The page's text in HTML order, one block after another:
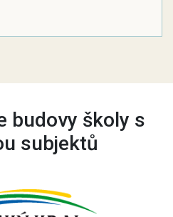
budovy školy s
subjektů